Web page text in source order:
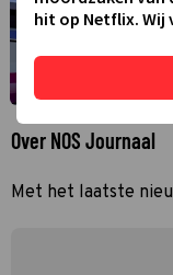
Over NOS Journaal
Met het laatste
hit op Netflix. Wij